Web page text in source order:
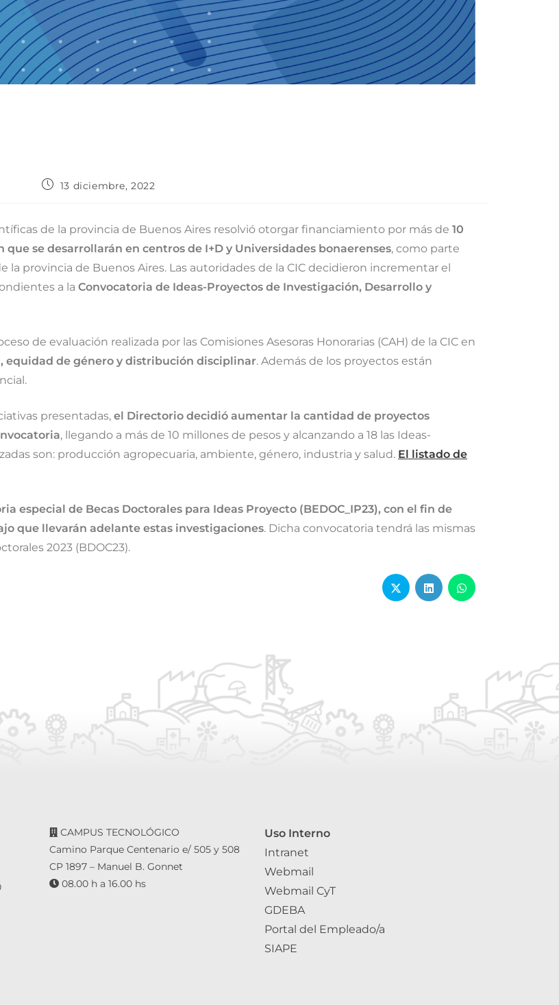
13 diciembre, 2022
de la provincia de Buenos Aires resolvió otorgar financiamiento por más de 10
se desarrollarán en centros de I+D y Universidades bonaerenses, como parte
provincia de Buenos Aires. Las autoridades de la CIC decidieron incrementar el
a la Convocatoria de Ideas-Proyectos de Investigación, Desarrollo y
de evaluación realizada por las Comisiones Asesoras Honorarias (CAH) de la CIC en
de género y distribución disciplinar. Además de los proyectos están
presentadas, el Directorio decidió aumentar la cantidad de proyectos
, llegando a más de 10 millones de pesos y alcanzando a 18 las Ideas-
son: producción agropecuaria, ambiente, género, industria y salud. El listado de
especial de Becas Doctorales para Ideas Proyecto (BEDOC_IP23), con el fin de
que llevarán adelante estas investigaciones. Dicha convocatoria tendrá las mismas
2023 (BDOC23).
CAMPUS TECNOLÓGICO
Camino Parque Centenario e/ 505 y 508
CP 1897 – Manuel B. Gonnet
08.00 h a 16.00 hs
Uso Interno
Intranet
Webmail
Webmail CyT
GDEBA
Portal del Empleado/a
SIAPE